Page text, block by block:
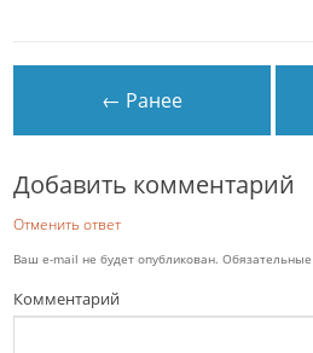
← Ранее
Добавить комментарий
Отменить ответ
Ваш e-mail не будет опубликован.
Комментарий